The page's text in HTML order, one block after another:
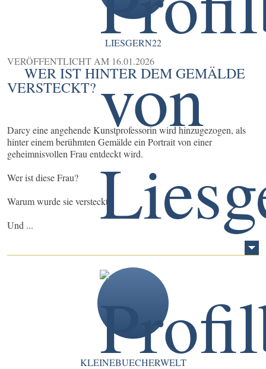
LIESGERN22
VERÖFFENTLICHT AM 16.01.2026
WER IST HINTER DEM GEMÄLDE
VERSTECKT?
Darcy eine angehende Kunstprofessorin wird hinzugezogen, als
hinter einem berühmten Gemälde ein Portrait von einer
geheimnisvollen Frau entdeckt wird.
Wer ist diese Frau?
Warum wurde sie versteckt?
Und ...
KLEINEBUECHERWELT